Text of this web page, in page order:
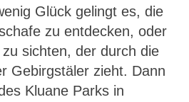
Glück gelingt es, die
zu entdecken, oder
sichten, der durch die
Gebirgstäler zieht. Dann
Kluane Parks in